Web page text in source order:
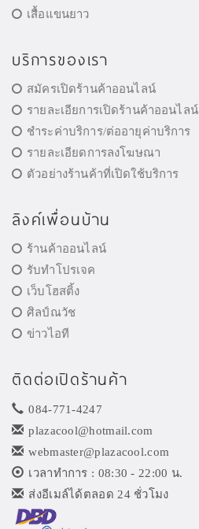
เสื้อแขนยาว
บริการของเรา
สมัครเปิดร้านค้าออนไลน์
รายละเอียการเปิดร้านค้าออนไลน์
ชำระค่าบริการ/ต่ออายุค่าบริการ
รายละเอียดการลงโฆษณา
ตัวอย่างร้านค้าที่เปิดใช้บริการ
ลิงค์เพื่อนบ้าน
ร้านค้าออนไลน์
รับทำโปรเจค
เว็บโฮสติ้ง
ศิลป์ณวัช
ข่าวไอที
ติดต่อเปิดร้านค้า
084-771-4247
plazacool@hotmail.com
webmaster@plazacool.com
เวลาทำการ : 08:30 - 22:00 น.
ส่งอีเมล์ได้ตลอด 24 ชั่วโมง